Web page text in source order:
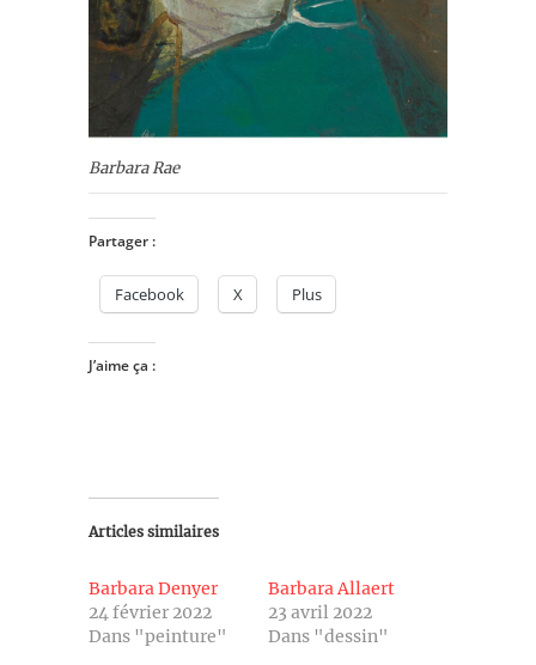
Barbara Rae
Partager :
Facebook X Plus
J’aime ça :
Articles similaires
Barbara Denyer
24 février 2022
Dans "peinture"
Barbara Allaert
23 avril 2022
Dans "dessin"